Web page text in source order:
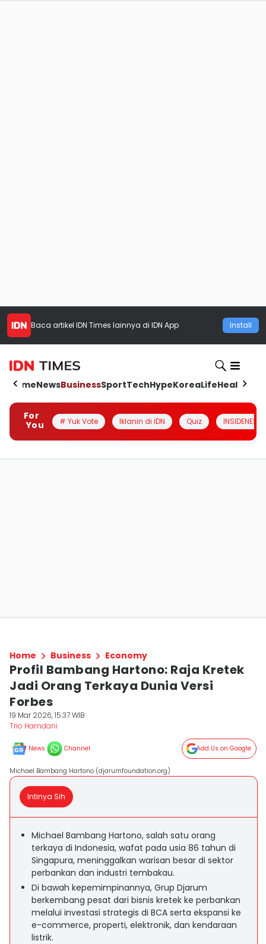
Baca artikel IDN Times lainnya di IDN App Install
HomeNewsBusinessSportTechHypeKoreaLifeHealth
For
You
# Yuk Vote Iklanin di IDN Quiz INSIDENESIA
Home Business Economy
Profil Bambang Hartono: Raja Kretek
Jadi Orang Terkaya Dunia Versi
Forbes
19 Mar 2026, 15:37 WIB
Trio Hamdani
News Channel Add Us on Google
Michael Bambang Hartono (djarumfoundation.org)
Intinya Sih
Michael Bambang Hartono, salah satu orang
terkaya di Indonesia, wafat pada usia 86 tahun di
Singapura, meninggalkan warisan besar di sektor
perbankan dan industri tembakau.
Di bawah kepemimpinannya, Grup Djarum
berkembang pesat dari bisnis kretek ke perbankan
melalui investasi strategis di BCA serta ekspansi ke
e-commerce, properti, elektronik, dan kendaraan
listrik.